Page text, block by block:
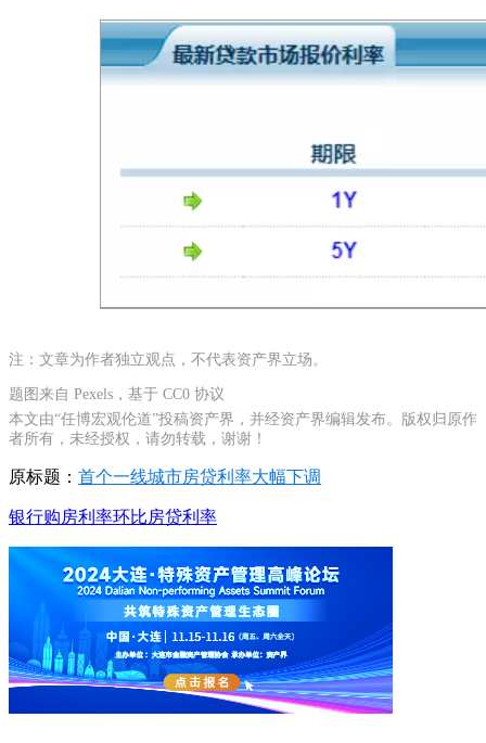
注：文章为作者独立观点，不代表资产界立场。
题图来自 Pexels，基于 CC0 协议
本文由“任博宏观伦道”投稿资产界，并经资产界编辑发布。版权归原作
者所有，未经授权，请勿转载，谢谢！
原标题： 首个一线城市房贷利率大幅下调
银行购房利率环比房贷利率